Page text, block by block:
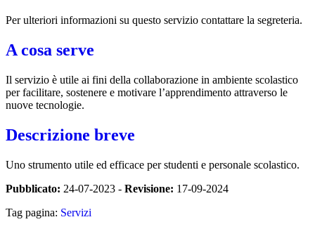
Per ulteriori informazioni su questo servizio contattare la segreteria.
A cosa serve
Il servizio è utile ai fini della collaborazione in ambiente scolastico
per facilitare, sostenere e motivare l’apprendimento attraverso le
nuove tecnologie.
Descrizione breve
Uno strumento utile ed efficace per studenti e personale scolastico.
Pubblicato: 24-07-2023 - Revisione: 17-09-2024
Tag pagina: Servizi